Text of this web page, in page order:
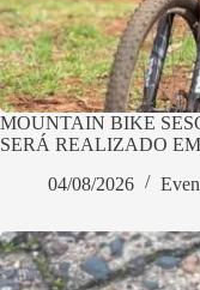
MOUNTAIN BIKE
SERÁ REALIZADO
04/08/2026